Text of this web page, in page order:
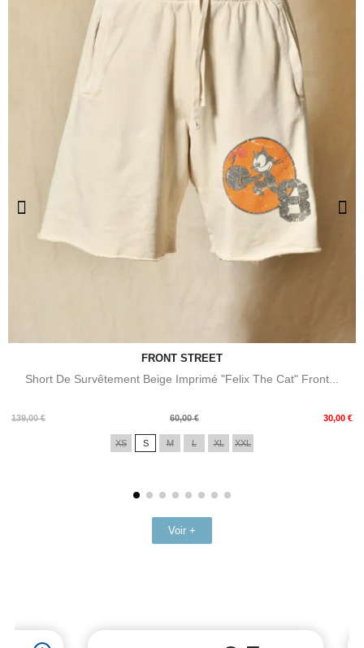
FRONT STREET
Short De Survêtement Beige Imprimé "Felix The Cat" Front...
139,00 €
Prix
60,00 € 30,00 €
Prix
XS S M L XL XXL
Voir +